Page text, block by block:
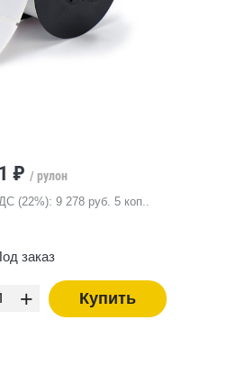
₽ / рулон
(22%): 9 278 руб. 5 коп..
заказ
+ Купить